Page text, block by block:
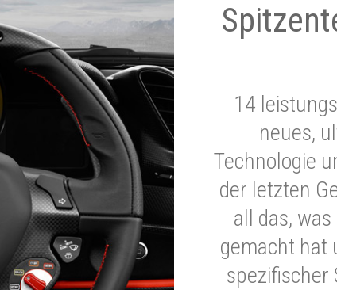
14
neues,
Technologie
der letzten
all das,
gemacht hat
spezifischer